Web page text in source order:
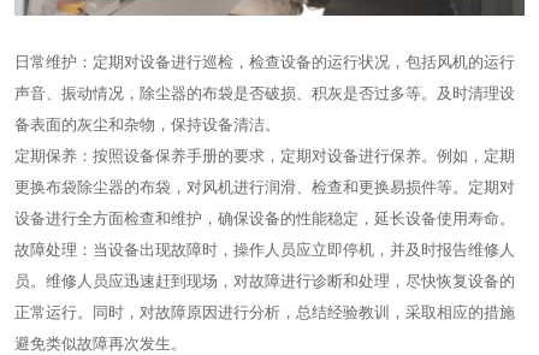
日常维护：定期对设备进行巡检，检查设备的运行状况，包括风机的运行
声音、振动情况，除尘器的布袋是否破损、积灰是否过多等。及时清理设
备表面的灰尘和杂物，保持设备清洁。​
定期保养：按照设备保养手册的要求，定期对设备进行保养。例如，定期
更换布袋除尘器的布袋，对风机进行润滑、检查和更换易损件等。定期对
设备进行全方面检查和维护，确保设备的性能稳定，延长设备使用寿命。​
故障处理：当设备出现故障时，操作人员应立即停机，并及时报告维修人
员。维修人员应迅速赶到现场，对故障进行诊断和处理，尽快恢复设备的
正常运行。同时，对故障原因进行分析，总结经验教训，采取相应的措施
避免类似故障再次发生。​